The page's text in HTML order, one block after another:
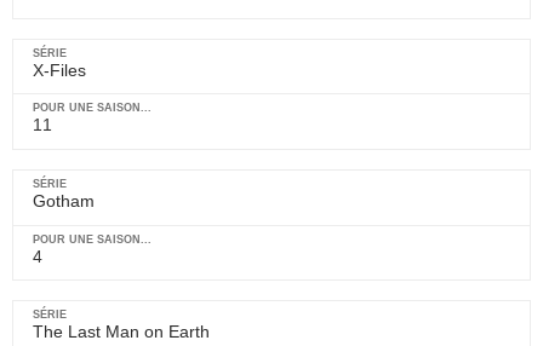
X-Files
11
Gotham
4
The Last Man on Earth